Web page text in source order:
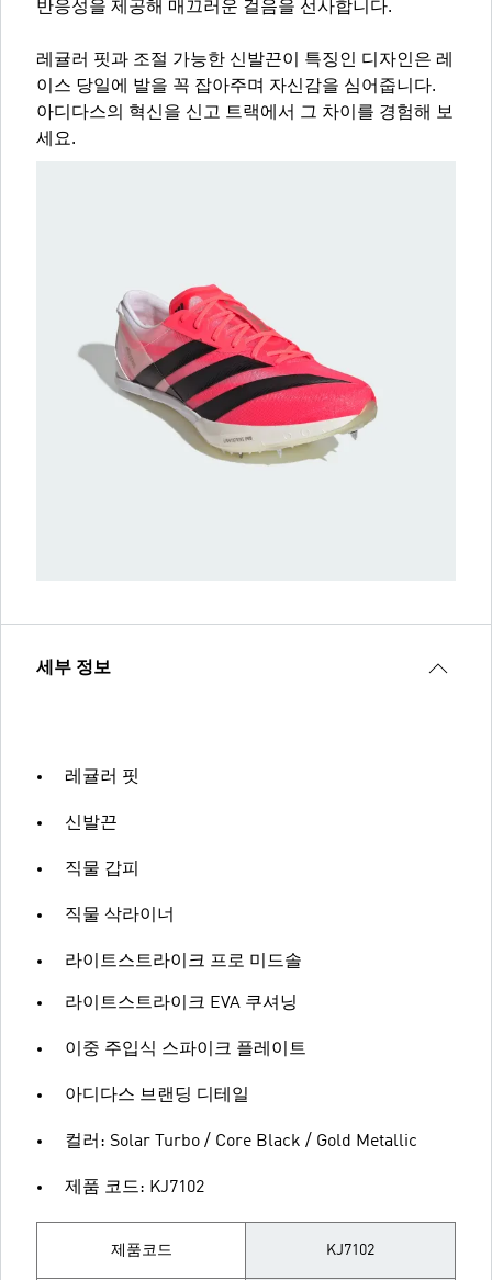
반응성을 제공해 매끄러운 걸음을 선사합니다.
레귤러 핏과 조절 가능한 신발끈이 특징인 디자인은 레
이스 당일에 발을 꼭 잡아주며 자신감을 심어줍니다.
아디다스의 혁신을 신고 트랙에서 그 차이를 경험해 보
세요.
세부 정보
레귤러 핏
신발끈
직물 갑피
직물 삭라이너
라이트스트라이크 프로 미드솔
라이트스트라이크 EVA 쿠셔닝
이중 주입식 스파이크 플레이트
아디다스 브랜딩 디테일
컬러: Solar Turbo / Core Black / Gold Metallic
제품 코드: KJ7102
제품코드 KJ7102